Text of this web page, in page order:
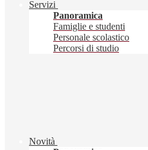
Servizi
Panoramica
Famiglie e studenti
Personale scolastico
Percorsi di studio
Novità